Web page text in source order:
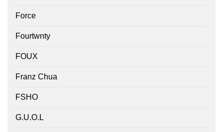
Force
Fourtwnty
FOUX
Franz Chua
FSHO
G.U.O.L